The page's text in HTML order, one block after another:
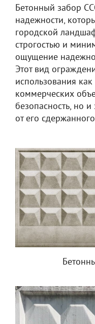
Бетонный забор
надежности,
городской
строгостью и
ощущение
Этот вид
использования
коммерческих
безопасность, но и
от его